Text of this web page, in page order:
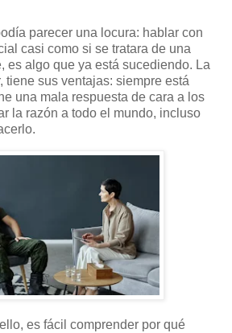
parecer una locura: hablar con
casi como si se tratara de una
es algo que ya está sucediendo. La
tiene sus ventajas: siempre está
una mala respuesta de cara a los
la razón a todo el mundo, incluso
es fácil comprender por qué